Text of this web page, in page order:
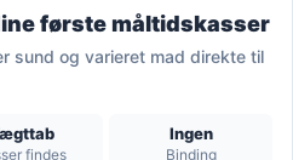
første måltidskasser
sund og varieret mad direkte til
findes
Ingen
Binding